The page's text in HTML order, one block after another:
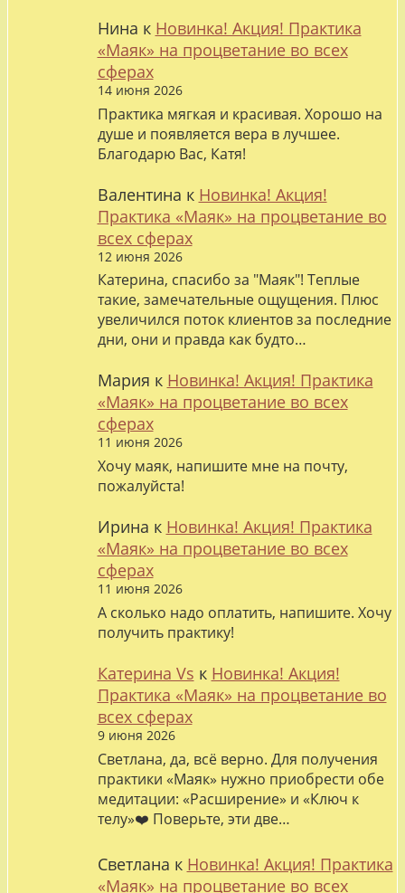
Нина к Новинка! Акция! Практика
«Маяк» на процветание во всех
сферах
14 июня 2026
Практика мягкая и красивая. Хорошо на
душе и появляется вера в лучшее.
Благодарю Вас, Катя!
Валентина к Новинка! Акция!
Практика «Маяк» на процветание во
всех сферах
12 июня 2026
Катерина, спасибо за "Маяк"! Теплые
такие, замечательные ощущения. Плюс
увеличился поток клиентов за последние
дни, они и правда как будто…
Мария к Новинка! Акция! Практика
«Маяк» на процветание во всех
сферах
11 июня 2026
Хочу маяк, напишите мне на почту,
пожалуйста!
Ирина к Новинка! Акция! Практика
«Маяк» на процветание во всех
сферах
11 июня 2026
А сколько надо оплатить, напишите. Хочу
получить практику!
Катерина Vs к Новинка! Акция!
Практика «Маяк» на процветание во
всех сферах
9 июня 2026
Светлана, да, всё верно. Для получения
практики «Маяк» нужно приобрести обе
медитации: «Расширение» и «Ключ к
телу»❤️ Поверьте, эти две…
Светлана к Новинка! Акция! Практика
«Маяк» на процветание во всех